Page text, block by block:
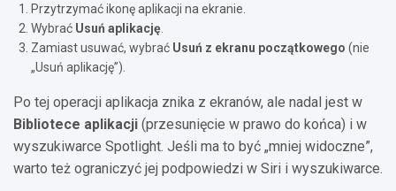
Przytrzymać ikonę aplikacji na ekranie.
Wybrać Usuń aplikację
Zamiast usuwać, wybrać Usuń z ekranu początkowego (nie
„Usuń aplikację”).
Po tej operacji aplikacja znika z ekranów, ale nadal jest w
Bibliotece aplikacji (przesunięcie w prawo do końca) i w
wyszukiwarce Spotlight. Jeśli ma to być „mniej widoczne”,
warto też ograniczyć jej podpowiedzi w Siri i wyszukiwarce.